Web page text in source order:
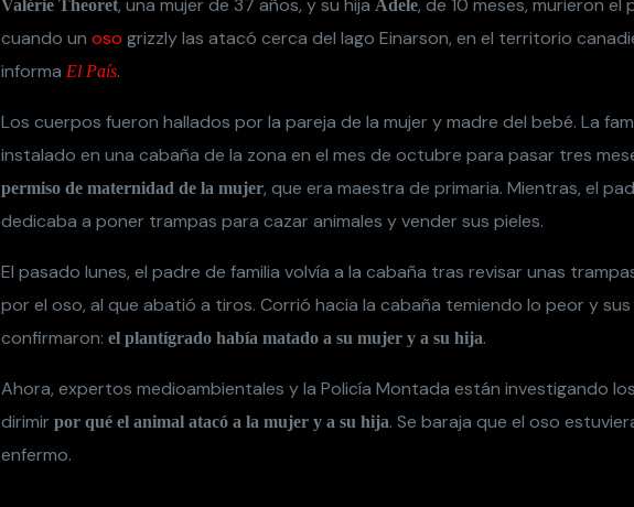
Valérie Theoret Adele
cuando un oso grizzly las atacó cerca del lago Einarson, en el territorio
informa El País.
Los cuerpos fueron hallados por la pareja de la mujer y madre del bebé. La
instalado en una cabaña de la zona en el mes de octubre para pasar tres
permiso de maternidad de la mujer, que era maestra de primaria. Mientras, el
dedicaba a poner trampas para cazar animales y vender sus pieles.
El pasado lunes, el padre de familia volvía a la cabaña tras revisar unas
por el oso, al que abatió a tiros. Corrió hacia la cabaña temiendo lo peor y
confirmaron: el plantígrado había matado a su mujer y a su hija.
Ahora, expertos medioambientales y la Policía Montada están investigando
dirimir por qué el animal atacó a la mujer y a su hija. Se baraja que el oso
enfermo.